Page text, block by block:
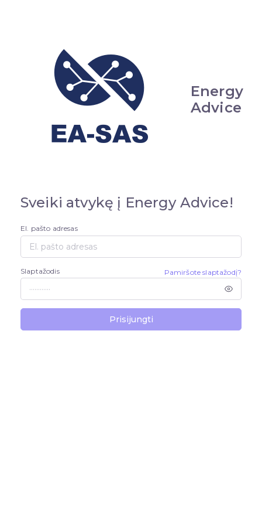
Energy
Advice
Sveiki atvykę į Energy Advice!
El. pašto adresas
Slaptažodis Pamiršote slaptažodį?
Prisijungti